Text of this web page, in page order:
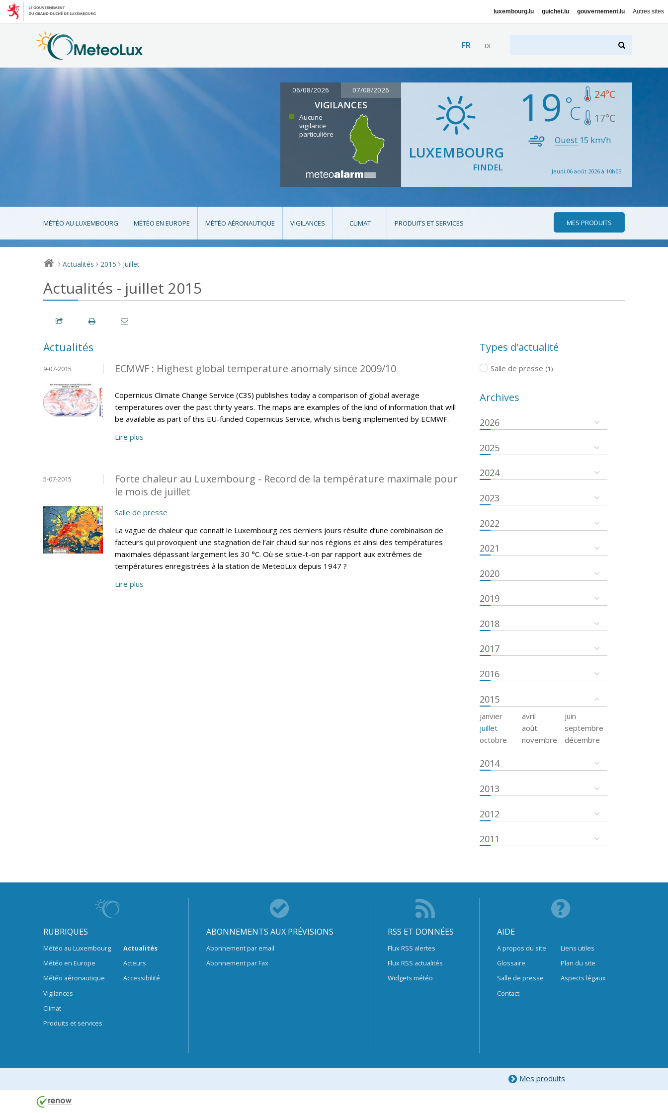
luxembourg.lu guichet.lu gouvernement.lu Autres sites
FR DE
06/08/2026 07/08/2026
VIGILANCES
Aucune
vigilance
particulière
LUXEMBOURG
FINDEL
19 24°C
17°C
Ouest 15 km/h
Jeudi 06 août 2026 à 10h05
MÉTÉO AU LUXEMBOURG MÉTÉO EN EUROPE MÉTÉO AÉRONAUTIQUE VIGILANCES CLIMAT PRODUITS ET SERVICES MES PRODUITS
> Actualités > 2015 > Juillet
Actualités - juillet 2015
Actualités
ECMWF : Highest global temperature anomaly since 2009/10
9-07-2015
Copernicus Climate Change Service (C3S) publishes today a comparison of global average
temperatures over the past thirty years. The maps are examples of the kind of information that will
be available as part of this EU-funded Copernicus Service, which is being implemented by ECMWF.
Lire plus
Forte chaleur au Luxembourg - Record de la température maximale pour
le mois de juillet
5-07-2015
Salle de presse
La vague de chaleur que connait le Luxembourg ces derniers jours résulte d’une combinaison de
facteurs qui provoquent une stagnation de l’air chaud sur nos régions et ainsi des températures
maximales dépassant largement les 30 °C. Où se situe-t-on par rapport aux extrêmes de
températures enregistrées à la station de MeteoLux depuis 1947 ?
Lire plus
Types d'actualité
Salle de presse (1)
Archives
2026
2025
2024
2023
2022
2021
2020
2019
2018
2017
2016
2015
janvier avril
juin
juillet
août
septembre
octobre
novembre décembre
2014
2013
2012
2011
RUBRIQUES
Météo au Luxembourg
Météo en Europe
Météo aéronautique
Vigilances
Climat
Produits et services
Actualités
Acteurs
Accessibilité
ABONNEMENTS AUX PRÉVISIONS
Abonnement par email
Abonnement par Fax
RSS ET DONNÉES
Flux RSS alertes
Flux RSS actualités
Widgets météo
AIDE
A propos du site
Glossaire
Salle de presse
Contact
Liens utiles
Plan du site
Aspects légaux
Mes produits